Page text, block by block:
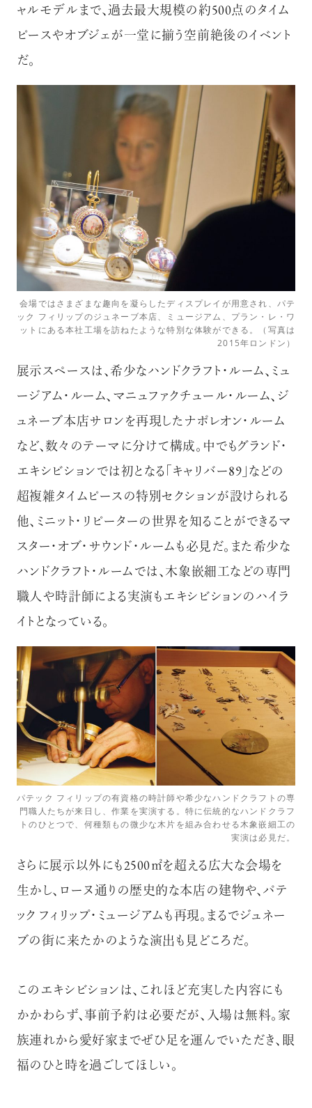
ャルモデルまで、過去最大規模の約500点のタイム
ピースやオブジェが一堂に揃う空前絶後のイベント
だ。
会場ではさまざまな趣向を凝らしたディスプレイが用意され、パテ
ック フィリップのジュネーブ本店、ミュージアム、プラン・レ・ワ
ットにある本社工場を訪ねたような特別な体験ができる。（写真は
2015年ロンドン）
展示スペースは、希少なハンドクラフト・ルーム、ミュ
ージアム・ルーム、マニュファクチュール・ルーム、ジ
ュネーブ本店サロンを再現したナポレオン・ルーム
など、数々のテーマに分けて構成。中でもグランド・
エキシビションでは初となる「キャリバー89」などの
超複雑タイムピースの特別セクションが設けられる
他、ミニット・リピーターの世界を知ることができるマ
スター・オブ・サウンド・ルームも必見だ。また希少な
ハンドクラフト・ルームでは、木象嵌細工などの専門
職人や時計師による実演もエキシビションのハイラ
イトとなっている。
パテック フィリップの有資格の時計師や希少なハンドクラフトの専
門職人たちが来日し、作業を実演する。特に伝統的なハンドクラフ
トのひとつで、何種類もの微少な木片を組み合わせる木象嵌細工の
実演は必見だ。
さらに展示以外にも2500㎡を超える広大な会場を
生かし、ローヌ通りの歴史的な本店の建物や、パテ
ック フィリップ・ミュージアムも再現。まるでジュネー
ブの街に来たかのような演出も見どころだ。
このエキシビションは、これほど充実した内容にも
かかわらず、事前予約は必要だが、入場は無料。家
族連れから愛好家までぜひ足を運んでいただき、眼
福のひと時を過ごしてほしい。